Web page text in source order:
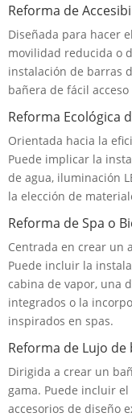
Reforma de
Diseñada para hacer
movilidad reducida o
instalación de barras
bañera de fácil
Reforma Ecológica
Orientada hacia la
Puede implicar la
de agua, iluminación
la elección de
Reforma de Spa o
Centrada en crear un
Puede incluir la
cabina de vapor, una
integrados o la
inspirados en spas.
Reforma de Lujo
Dirigida a crear un
gama. Puede incluir
accesorios de diseño